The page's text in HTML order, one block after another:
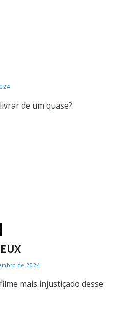
de um quase?
de 2024
mais injustiçado desse